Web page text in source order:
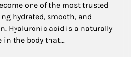
one of the most trusted
hydrated, smooth, and
Hyaluronic acid is a naturally
in the body that…